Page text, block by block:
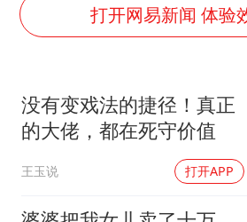
上交绝杀清
白海豚在海
以军士兵把
打开网易新闻 体验
没有变戏法的捷径！真正
的大佬，都在死守价值
王玉说 打开APP